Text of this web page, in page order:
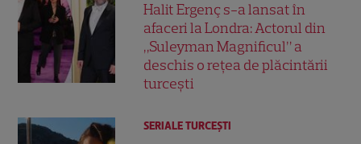
Halit Ergenç s-a lansat în
afaceri la Londra: Actorul din
„Suleyman Magnificul” a
deschis o rețea de plăcintării
turcești
SERIALE TURCEŞTI